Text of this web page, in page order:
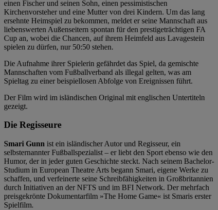
einen Fischer und seinen Sohn, einen pessimistischen
Kirchenvorsteher und eine Mutter von drei Kindern. Um das lang
ersehnte Heimspiel zu bekommen, meldet er seine Mannschaft aus
liebenswerten Außenseitern spontan für den prestigeträchtigen FA
Cup an, wobei die Chancen, auf ihrem Heimfeld aus Lavagestein
spielen zu dürfen, nur 50:50 stehen.
Die Aufnahme ihrer Spielerin gefährdet das Spiel, da gemischte
Mannschaften vom Fußballverband als illegal gelten, was am
Spieltag zu einer beispiellosen Abfolge von Ereignissen führt.
Der Film wird im isländischen Original mit englischen Untertiteln
gezeigt.
Die Regisseure
Smari Gunn ist ein isländischer Autor und Regisseur, ein
selbsternannter Fußballspezialist – er liebt den Sport ebenso wie den
Humor, der in jeder guten Geschichte steckt. Nach seinem Bachelor-
Studium in European Theatre Arts begann Smari, eigene Werke zu
schaffen, und verfeinerte seine Schreibfähigkeiten in Großbritannien
durch Initiativen an der NFTS und im BFI Network. Der mehrfach
preisgekrönte Dokumentarfilm »The Home Game« ist Smaris erster
Spielfilm.